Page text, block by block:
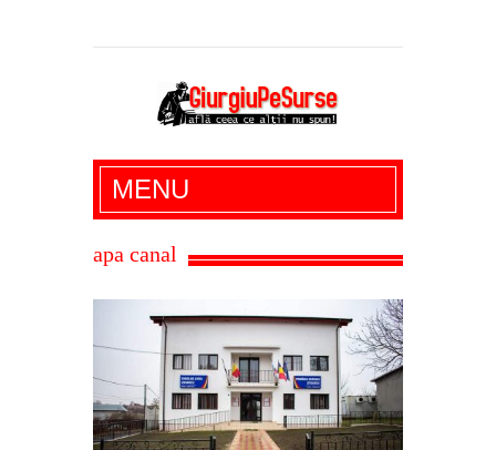
Giurgiu Pe Surse – actualitate giurgiu,
administratie giurgiu, stiri politice, social
economic, editoriale giurgiu, dezvaluiri,
MENU
apa canal